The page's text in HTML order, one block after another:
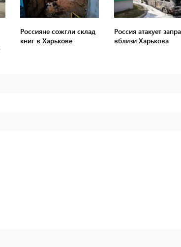
Россияне сожгли склад
книг в Харькове
Россия атакует
вблизи Харькова